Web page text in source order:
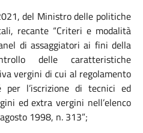
del Ministro delle politiche
recante “Criteri e modalità
di assaggiatori ai fini della
delle caratteristiche
vergini di cui al regolamento
per l’iscrizione di tecnici ed
ed extra vergini nell’elenco
1998, n. 313”;